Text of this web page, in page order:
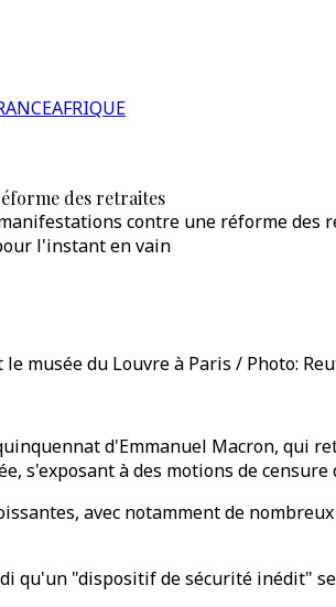
AFRIQUE
des retraites
contre une réforme
l'instant en vain
musée du Louvre à Paris / Photo:
d'Emmanuel Macron, qui
s'exposant à des motions de
avec notamment de
"dispositif de sécurité inédit"